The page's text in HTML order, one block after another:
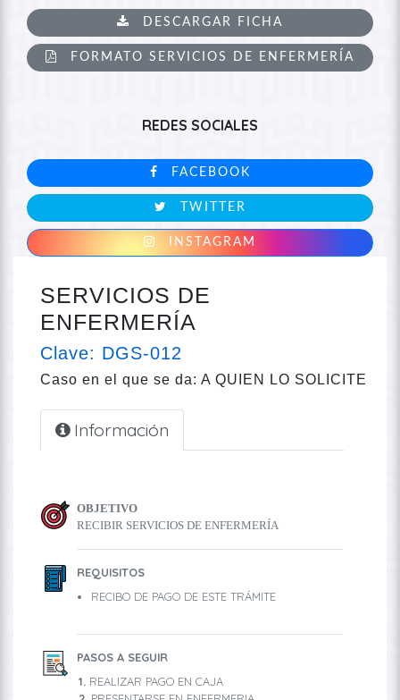
DESCARGAR FICHA
FORMATO SERVICIOS DE ENFERMERÍA
REDES SOCIALES
FACEBOOK
TWITTER
INSTAGRAM
SERVICIOS DE
ENFERMERÍA
Clave: DGS-012
Caso en el que se da: A QUIEN LO SOLICITE
Información
OBJETIVO
RECIBIR SERVICIOS DE ENFERMERÍA
REQUISITOS
RECIBO DE PAGO DE ESTE TRÁMITE
PASOS A SEGUIR
REALIZAR PAGO EN CAJA